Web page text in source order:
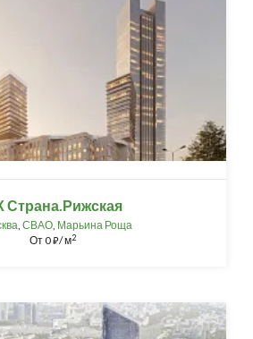
Страна.Рижская
, СВАО, Марьина Роща
От0⃏/ м2